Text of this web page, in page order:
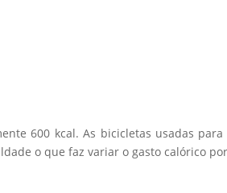
600 kcal. As bicicletas usadas
o que faz variar o gasto calórico